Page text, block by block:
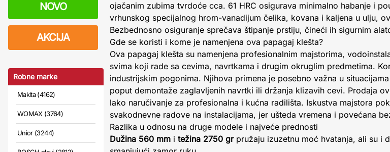
NOVO
AKCIJA
Robne marke
Makita (4162)
WOMAX (3764)
Unior (3244)
ojačanim zubima tvrdoće cca. 61 HRC osigurava minimalno habanje i
vrhunskog specijalnog hrom-vanadijum čelika, kovana i kaljena u ulju,
Bezbednosno osiguranje sprečava štipanje prstiju, čineći ih sigurnim
Gde se koristi i kome je namenjena ova papagaj klešta?
Ova papagaj klešta su namenjena profesionalnim majstorima,
svima koji rade sa cevima, navrtkama i drugim okruglim predmetima.
industrijskim pogonima. Njihova primena je posebno važna u
poput demontaže zaglavljenih navrtki ili držanja klizavih cevi. Prodaja
lako naručivanje za profesionalna i kućna radilišta. Iskustva majstora
svakodnevne radove na instalacijama, jer ušteda vremena i povećana
Razlika u odnosu na druge modele i najveće prednosti
Dužina 560 mm i težina 2750 grpružaju izuzetnu moć hvatanja, ali su i